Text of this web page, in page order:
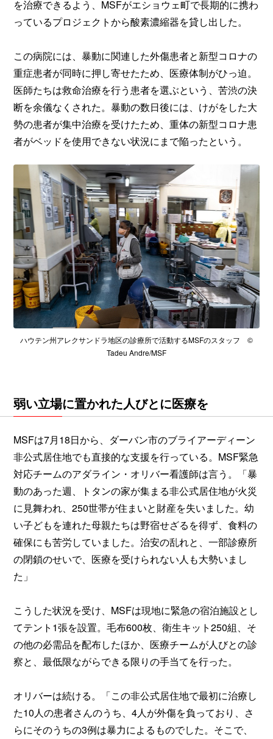
を治療できるよう、MSFがエショウェ町で長期的に携わ
っているプロジェクトから酸素濃縮器を貸し出した。
この病院には、暴動に関連した外傷患者と新型コロナの
重症患者が同時に押し寄せたため、医療体制がひっ迫。
医師たちは救命治療を行う患者を選ぶという、苦渋の決
断を余儀なくされた。暴動の数日後には、けがをした大
勢の患者が集中治療を受けたため、重体の新型コロナ患
者がベッドを使用できない状況にまで陥ったという。
ハウテン州アレクサンドラ地区の診療所で活動するMSFのスタッフ ©
Tadeu Andre/MSF
弱い立場に置かれた人びとに医療を
MSFは7月18日から、ダーバン市のブライアーディーン
非公式居住地でも直接的な支援を行っている。MSF緊急
対応チームのアダライン・オリバー看護師は言う。「暴
動のあった週、トタンの家が集まる非公式居住地が火災
に見舞われ、250世帯が住まいと財産を失いました。幼
い子どもを連れた母親たちは野宿せざるを得ず、食料の
確保にも苦労していました。治安の乱れと、一部診療所
の閉鎖のせいで、医療を受けられない人も大勢いまし
た」
こうした状況を受け、MSFは現地に緊急の宿泊施設とし
てテント1張を設置。毛布600枚、衛生キット250組、そ
の他の必需品を配布したほか、医療チームが人びとの診
察と、最低限ながらできる限りの手当てを行った。
オリバーは続ける。「この非公式居住地で最初に治療し
た10人の患者さんのうち、4人が外傷を負っており、さ
らにそのうちの3例は暴力によるものでした。そこで、